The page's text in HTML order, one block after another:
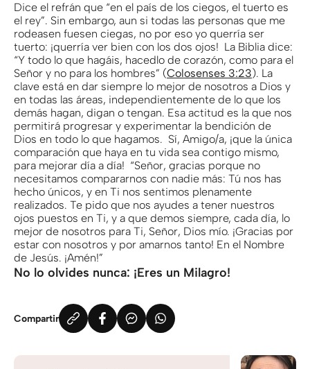
Dice el refrán que “en el país de los ciegos, el tuerto es
el rey”. Sin embargo, aun si todas las personas que me
rodeasen fuesen ciegas, no por eso yo querría ser
tuerto: ¡querría ver bien con los dos ojos! La Biblia dice:
“Y todo lo que hagáis, hacedlo de corazón, como para el
Señor y no para los hombres” (Colosenses 3:23). La
clave está en dar siempre lo mejor de nosotros a Dios y
en todas las áreas, independientemente de lo que los
demás hagan, digan o tengan. Esa actitud es la que nos
permitirá progresar y experimentar la bendición de
Dios en todo lo que hagamos. Sí, Amigo/a, ¡que la única
comparación que haya en tu vida sea contigo mismo,
para mejorar día a día! “Señor, gracias porque no
necesitamos compararnos con nadie más: Tú nos has
hecho únicos, y en Ti nos sentimos plenamente
realizados. Te pido que nos ayudes a tener nuestros
ojos puestos en Ti, y a que demos siempre, cada día, lo
mejor de nosotros para Ti, Señor, Dios mío. ¡Gracias por
estar con nosotros y por amarnos tanto! En el Nombre
de Jesús. ¡Amén!”
No lo olvides nunca: ¡Eres un Milagro!
Compartir